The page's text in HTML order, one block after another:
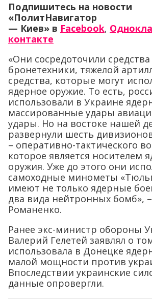
Подпишитесь на новости
«ПолитНавигатор
— Киев» в Facebook,
контакте
«Они сосредоточили средства
бронетехники, тяжелой
средства, которые могут
ядерное оружие. То есть,
использовали в Украине
массированные удары
удары. Но на востоке нашей
развернули шесть
– оперативно-тактического
которое является носителем
оружия. Уже до этого они
самоходные минометы
имеют не только ядерные
два вида нейтронных бомб»,
Романенко.
Ранее экс-министр обороны
Валерий Гелетей заявлял о
использовала в Донецке
малой мощности против
Впоследствии украинские
данные опровергли.